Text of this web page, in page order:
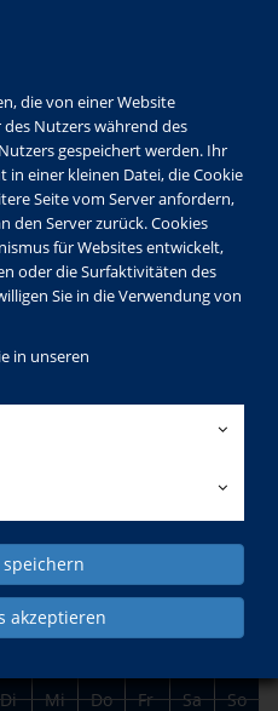
die von einer Website
Nutzers während des
gespeichert werden. Ihr
in einer kleinen Datei, die Cookie
Seite vom Server anfordern,
den Server zurück. Cookies
für Websites entwickelt,
oder die Surfaktivitäten des
Sie in die Verwendung von
in unseren
akzeptieren
LOGIN MENÜ
im April
Di Mi Do Fr Sa So